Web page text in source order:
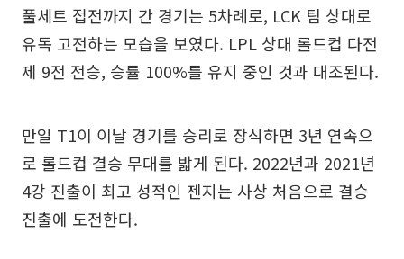
풀세트 접전까지 간 경기는 5차례로, LCK 팀 상대로
유독 고전하는 모습을 보였다. LPL 상대 롤드컵 다전
제 9전 전승, 승률 100%를 유지 중인 것과 대조된다.
만일 T1이 이날 경기를 승리로 장식하면 3년 연속으
로 롤드컵 결승 무대를 밟게 된다. 2022년과 2021년
4강 진출이 최고 성적인 젠지는 사상 처음으로 결승
진출에 도전한다.